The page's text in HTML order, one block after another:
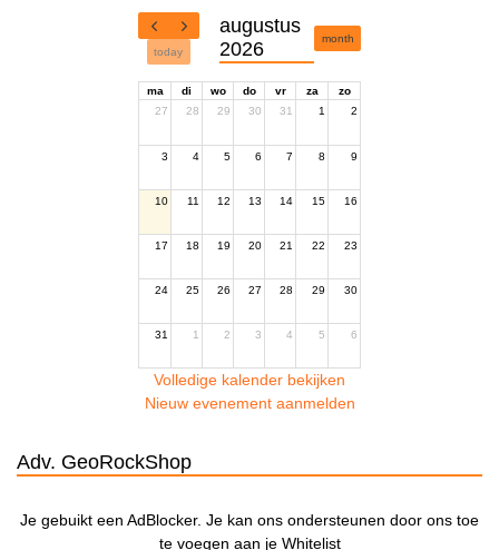
today
augustus
2026
month
ma di wo do vr za
zo
27
28 29 30 31 1 2
3 4 5 6 7 8 9
10 11 12 13 14 15 16
17 18 19 20 21 22 23
24 25 26 27 28 29 30
31 1 2 3 4 5 6
Volledige kalender bekijken
Nieuw evenement aanmelden
Adv. GeoRockShop
Je gebuikt een AdBlocker. Je kan ons ondersteunen door ons toe
te voegen aan je Whitelist